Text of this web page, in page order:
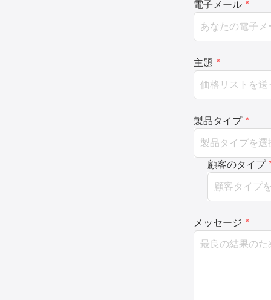
電子メール *
主題 *
製品タイプ *
顧客のタイプ
メッセージ *